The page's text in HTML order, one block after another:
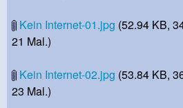
Kein Internet-01.jpg (52.94 KB,
21 Mal.)
Kein Internet-02.jpg (53.84 KB,
23 Mal.)